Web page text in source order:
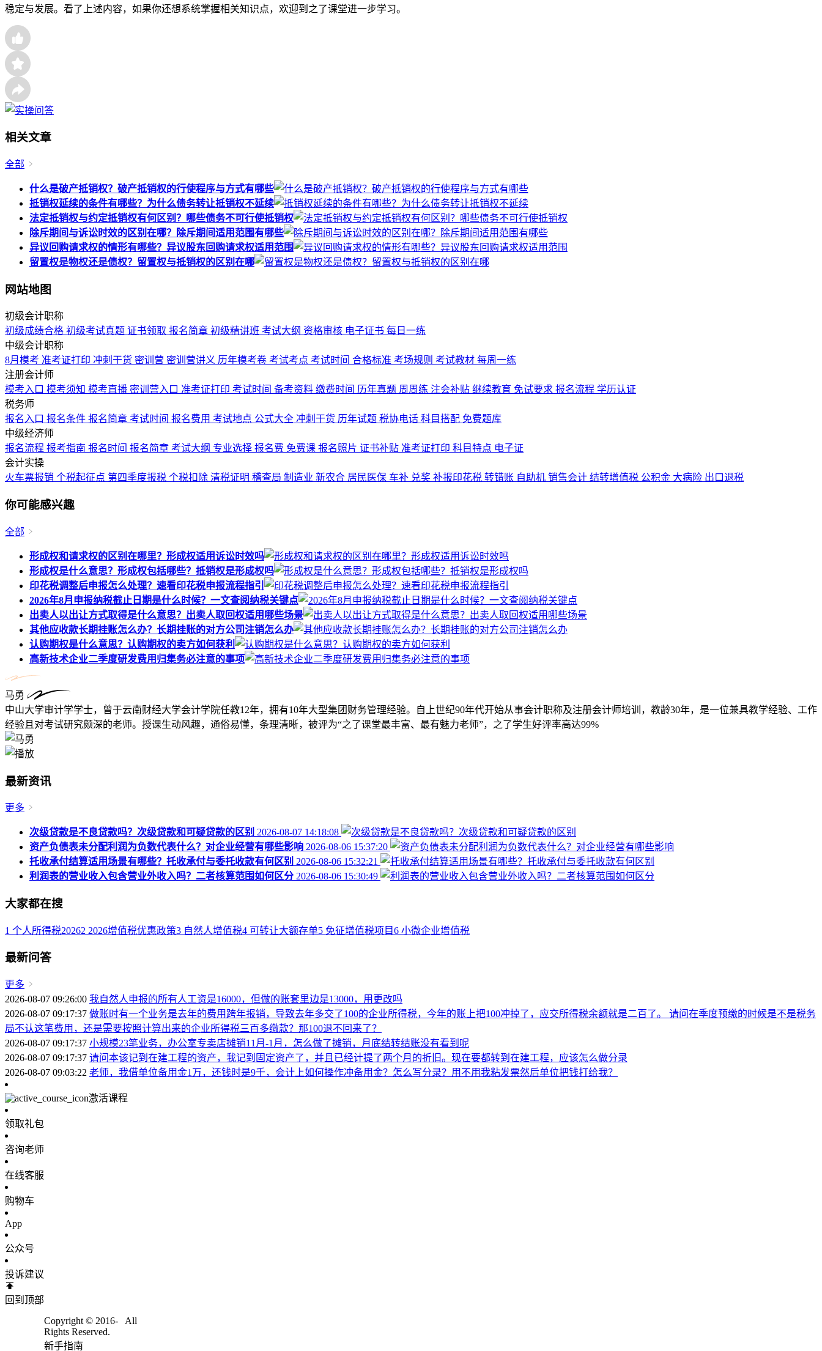
稳定与发展。看了上述内容，如果你还想系统掌握相关知识点，欢迎到之了课堂进一步学习。
相关文章
全部
什么是破产抵销权？破产抵销权的行使程序与方式有哪些
抵销权延续的条件有哪些？为什么债务转让抵销权不延续
法定抵销权与约定抵销权有何区别？哪些债务不可行使抵销权
除斥期间与诉讼时效的区别在哪？除斥期间适用范围有哪些
异议回购请求权的情形有哪些？异议股东回购请求权适用范围
留置权是物权还是债权？留置权与抵销权的区别在哪
网站地图
初级会计职称
初级成绩合格 初级考试真题 证书领取 报名简章 初级精讲班 考试大纲 资格审核 电子证书 每日一练
中级会计职称
8月模考 准考证打印 冲刺干货 密训营 密训营讲义 历年模考卷 考试考点 考试时间 合格标准 考场规则 考试教材 每周一练
注册会计师
模考入口 模考须知 模考直播 密训营入口 准考证打印 考试时间 备考资料 缴费时间 历年真题 周周练 注会补贴 继续教育 免试要求 报名流程 学历认证
税务师
报名入口 报名条件 报名简章 考试时间 报名费用 考试地点 公式大全 冲刺干货 历年试题 税协电话 科目搭配 免费题库
中级经济师
报名流程 报考指南 报名时间 报名简章 考试大纲 专业选择 报名费 免费课 报名照片 证书补贴 准考证打印 科目特点 电子证
会计实操
火车票报销 个税起征点 第四季度报税 个税扣除 清税证明 稽查局 制造业 新农合 居民医保 车补 兑奖 补报印花税 转错账 自助机 销售会计 结转增值税 公积金 大病险 出口退税
你可能感兴趣
全部
形成权和请求权的区别在哪里？形成权适用诉讼时效吗
形成权是什么意思？形成权包括哪些？抵销权是形成权吗
印花税调整后申报怎么处理？速看印花税申报流程指引
2026年8月申报纳税截止日期是什么时候？一文查阅纳税关键点
出卖人以出让方式取得是什么意思？出卖人取回权适用哪些场景
其他应收款长期挂账怎么办？长期挂账的对方公司注销怎么办
认购期权是什么意思？认购期权的卖方如何获利
高新技术企业二季度研发费用归集务必注意的事项
马勇
中山大学审计学学士，曾于云南财经大学会计学院任教12年，拥有10年大型集团财务管理经验。自上世纪90年代开始从事会计职称及注册会计师培训，教龄30年，是一位兼具教学经验、工作
经验且对考试研究颇深的老师。授课生动风趣，通俗易懂，条理清晰，被评为“之了课堂最丰富、最有魅力老师”，之了学生好评率高达99%
最新资讯
更多
次级贷款是不良贷款吗？次级贷款和可疑贷款的区别 2026-08-07 14:18:08
资产负债表未分配利润为负数代表什么？对企业经营有哪些影响 2026-08-06 15:37:20
托收承付结算适用场景有哪些？托收承付与委托收款有何区别 2026-08-06 15:32:21
利润表的营业收入包含营业外收入吗？二者核算范围如何区分 2026-08-06 15:30:49
大家都在搜
1 个人所得税20262 2026增值税优惠政策3 自然人增值税4 可转让大额存单5 免征增值税项目6 小微企业增值税
最新问答
更多
2026-08-07 09:26:00 我自然人申报的所有人工资是16000，但做的账套里边是13000，用更改吗
2026-08-07 09:17:37 做账时有一个业务是去年的费用跨年报销，导致去年多交了100的企业所得税，今年的账上把100冲掉了，应交所得税余额就是二百了。 请问在季度预缴的时候是不是税务
局不认这笔费用，还是需要按照计算出来的企业所得税三百多缴款？那100退不回来了？
2026-08-07 09:17:37 小规模23笔业务，办公室专卖店摊销11月-1月，怎么做了摊销，月底结转结账没有看到呢
2026-08-07 09:17:37 请问本该记到在建工程的资产，我记到固定资产了，并且已经计提了两个月的折旧。现在要都转到在建工程，应该怎么做分录
2026-08-07 09:03:22 老师，我借单位备用金1万，还钱时是9千，会计上如何操作冲备用金？怎么写分录？用不用我粘发票然后单位把钱打给我？
激活课程
领取礼包
咨询老师
在线客服
购物车
App
公众号
投诉建议
回到顶部
Copyright © 2016-
All
Rights Reserved.
新手指南